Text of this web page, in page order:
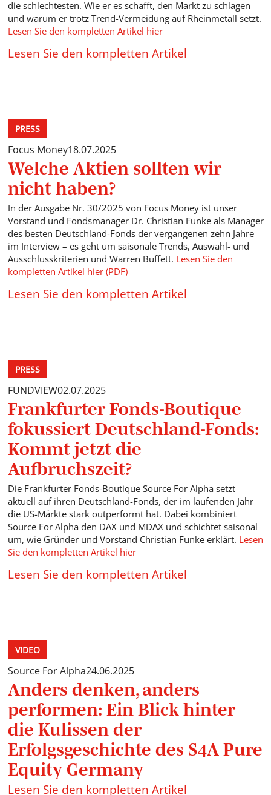
die schlechtesten. Wie er es schafft, den Markt zu schlagen
und warum er trotz Trend-Vermeidung auf Rheinmetall setzt.
Lesen Sie den kompletten Artikel hier
Lesen Sie den kompletten Artikel
PRESS
Focus Money18.07.2025
Welche Aktien sollten wir
nicht haben?
In der Ausgabe Nr. 30/2025 von Focus Money ist unser
Vorstand und Fondsmanager Dr. Christian Funke als Manager
des besten Deutschland-Fonds der vergangenen zehn Jahre
im Interview – es geht um saisonale Trends, Auswahl- und
Ausschlusskriterien und Warren Buffett. Lesen Sie den
kompletten Artikel hier (PDF)
Lesen Sie den kompletten Artikel
PRESS
FUNDVIEW02.07.2025
Frankfurter Fonds-Boutique
fokussiert Deutschland-Fonds:
Kommt jetzt die
Aufbruchszeit?
Die Frankfurter Fonds-Boutique Source For Alpha setzt
aktuell auf ihren Deutschland-Fonds, der im laufenden Jahr
die US-Märkte stark outperformt hat. Dabei kombiniert
Source For Alpha den DAX und MDAX und schichtet saisonal
um, wie Gründer und Vorstand Christian Funke erklärt. Lesen
Sie den kompletten Artikel hier
Lesen Sie den kompletten Artikel
VIDEO
Source For Alpha24.06.2025
Anders denken, anders
performen: Ein Blick hinter
die Kulissen der
Erfolgsgeschichte des S4A Pure
Equity Germany
Lesen Sie den kompletten Artikel